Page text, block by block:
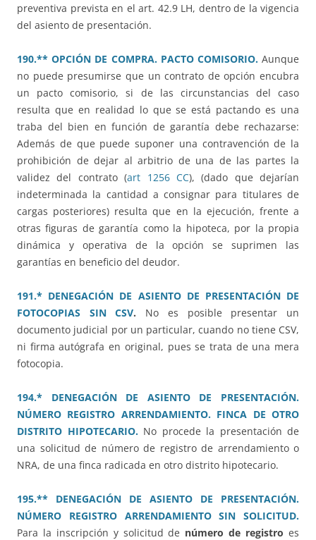
preventiva prevista en el art. 42.9 LH, dentro de la vigencia
del asiento de presentación.
190.** OPCIÓN DE COMPRA. PACTO COMISORIO. Aunque
no puede presumirse que un contrato de opción encubra
un pacto comisorio, si de las circunstancias del caso
resulta que en realidad lo que se está pactando es una
traba del bien en función de garantía debe rechazarse:
Además de que puede suponer una contravención de la
prohibición de dejar al arbitrio de una de las partes la
validez del contrato (art 1256 CC), (dado que dejarían
indeterminada la cantidad a consignar para titulares de
cargas posteriores) resulta que en la ejecución, frente a
otras figuras de garantía como la hipoteca, por la propia
dinámica y operativa de la opción se suprimen las
garantías en beneficio del deudor.
191.* DENEGACIÓN DE ASIENTO DE PRESENTACIÓN DE
FOTOCOPIAS SIN CSV. No es posible presentar un
documento judicial por un particular, cuando no tiene CSV,
ni firma autógrafa en original, pues se trata de una mera
fotocopia.
194.* DENEGACIÓN DE ASIENTO DE PRESENTACIÓN.
NÚMERO REGISTRO ARRENDAMIENTO. FINCA DE OTRO
DISTRITO HIPOTECARIO. No procede la presentación de
una solicitud de número de registro de arrendamiento o
NRA, de una finca radicada en otro distrito hipotecario.
195.** DENEGACIÓN DE ASIENTO DE PRESENTACIÓN.
NÚMERO REGISTRO ARRENDAMIENTO SIN SOLICITUD.
Para la inscripción y solicitud de número de registro es